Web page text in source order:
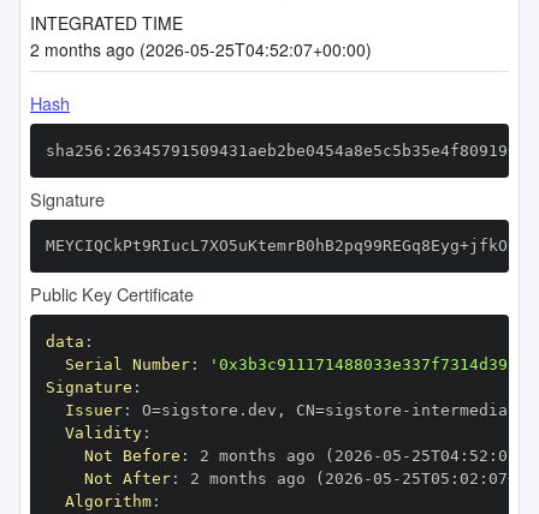
INTEGRATED TIME
2 months ago (2026-05-25T04:52:07+00:00)
Hash
Signature
Public Key Certificate
data :
Serial Number:
Signature :
Issuer: O=sigstore.dev , CN=sigstore -
Validity:
Not Before : 2 months ago (2026 -05 - 25T04: 52 :
Not After: 2 months ago (2026 -05 - 25T05 : 02 : 07+00
Algorithm: